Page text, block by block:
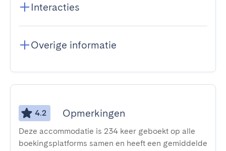
Interacties
Overige informatie
4.2 Opmerkingen
Deze accommodatie is 234 keer geboekt op alle
boekingsplatforms samen en heeft een gemiddelde